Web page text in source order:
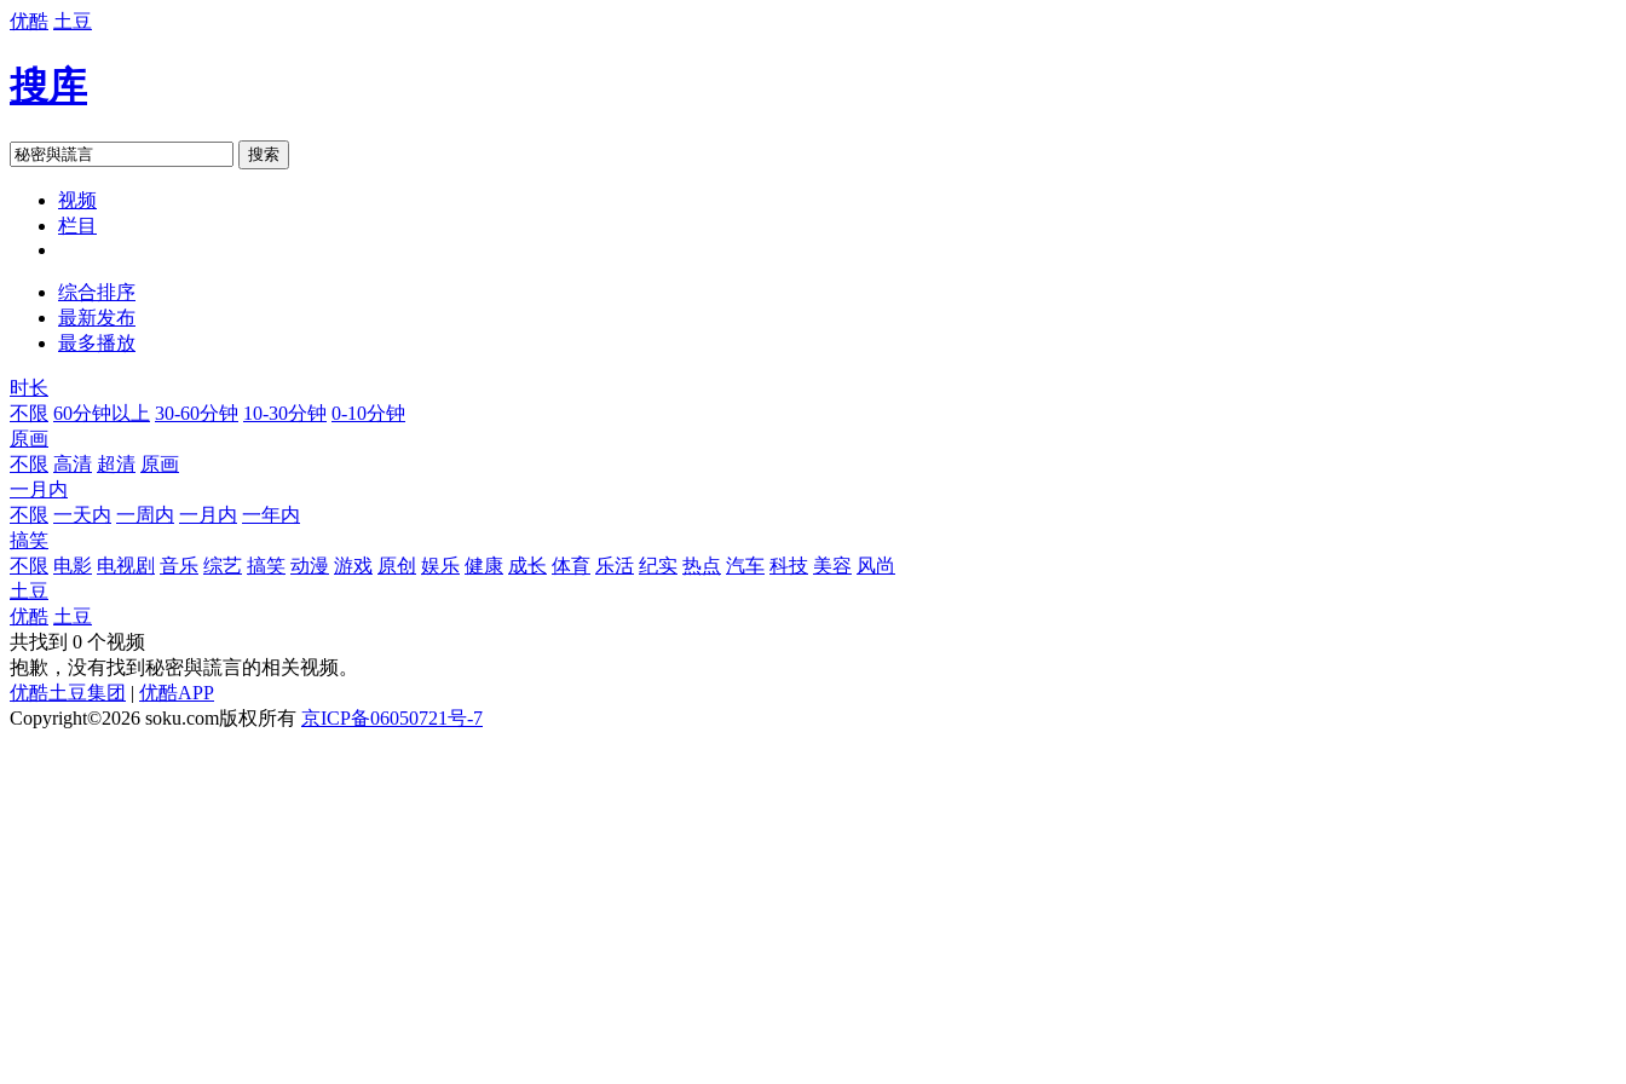
优酷 土豆
搜库
搜索
视频
栏目
综合排序
最新发布
最多播放
时长
不限 60分钟以上 30-60分钟 10-30分钟 0-10分钟
原画
不限 高清 超清 原画
一月内
不限 一天内 一周内 一月内 一年内
搞笑
不限 电影 电视剧 音乐 综艺 搞笑 动漫 游戏 原创 娱乐 健康 成长 体育 乐活 纪实 热点 汽车 科技 美容 风尚
土豆
优酷 土豆
共找到 0 个视频
抱歉，没有找到 秘密與謊言的相关视频。
优酷土豆集团 | 优酷APP
Copyright©2026 soku.com版权所有 京ICP备06050721号-7